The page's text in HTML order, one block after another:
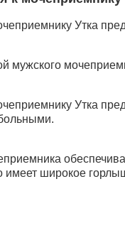
Утка
мужского
Утка
имеет широкое